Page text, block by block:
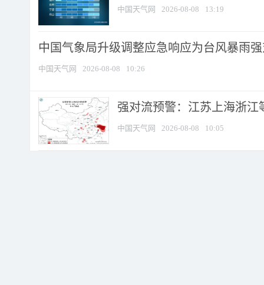
中国天气网 2026-08-08 13:19
中国气象局升级调整应急响应为台风暴雨
中国天气网 2026-08-08 10:26
强对流预警：江苏上海浙江
中国天气网 2026-08-08 10:05